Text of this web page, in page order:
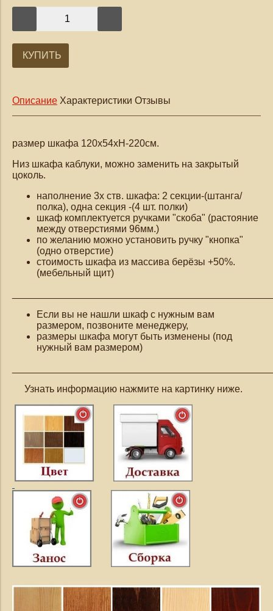
КУПИТЬ
Описание Характеристики Отзывы
размер шкафа 120х54хН-220см.
Низ шкафа каблуки, можно заменить на закрытый
цоколь.
наполнение 3х ств. шкафа: 2 секции-(штанга/
полка), одна секция -(4 шт. полки)
шкаф комплектуется ручками "скоба" (растояние
между отверстиями 96мм.)
по желанию можно установить ручку "кнопка"
(одно отверстие)
стоимость шкафа из массива берёзы +50%.
(мебельный щит)
Если вы не нашли шкаф с нужным вам
размером, позвоните менеджеру,
размеры шкафа могут быть изменены (под
нужный вам размером)
Узнать информацию нажмите на картинку ниже.